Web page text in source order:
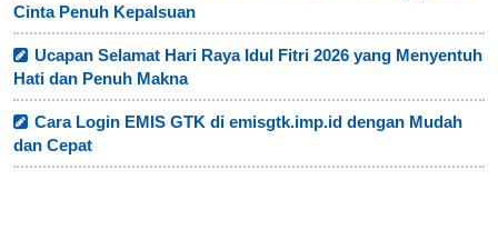
Cinta Penuh Kepalsuan
Ucapan Selamat Hari Raya Idul Fitri 2026 yang Menyentuh
Hati dan Penuh Makna
Cara Login EMIS GTK di emisgtk.imp.id dengan Mudah
dan Cepat